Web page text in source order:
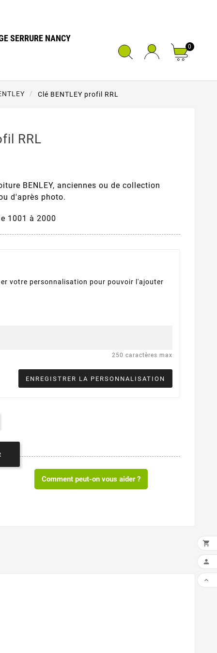
SERRURE NANCY
0
Clé BENTLEY profil RRL
RRL
BENLEY, anciennes ou de collection
d'après photo.
1001 à 2000
votre personnalisation pour pouvoir l'ajouter
250 caractères max
ENREGISTRER LA PERSONNALISATION
Comment peut-on vous aider ?


